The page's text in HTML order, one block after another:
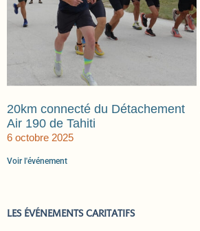
20km connecté du Détachement
Air 190 de Tahiti
6 octobre 2025
Voir l'événement
LES ÉVÉNEMENTS CARITATIFS